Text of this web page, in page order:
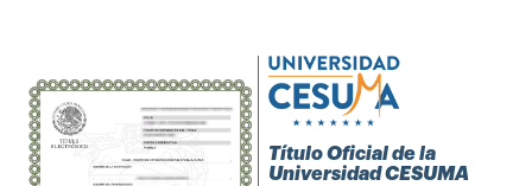
Título Oficial de la
Universidad CESUMA